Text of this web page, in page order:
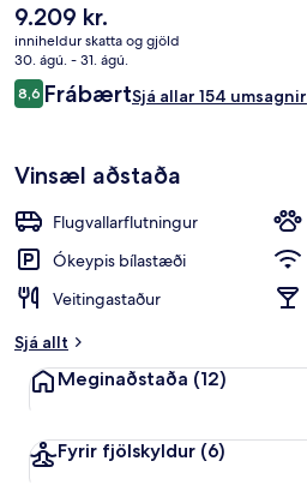
Núverandi
verð
er
9.209 kr.
9.209 kr.
inniheldur skatta og gjöld
30. ágú. - 31. ágú.
Umsagnir
8,68,6 af 10
FrábærtSjá allar 154 umsagnir
Vinsæl aðstaða
Flugvallarflutningur
Ókeypis bílastæði
Veitingastaður
Sjá allt
Meginaðstaða (12)
Fyrir fjölskyldur (6)